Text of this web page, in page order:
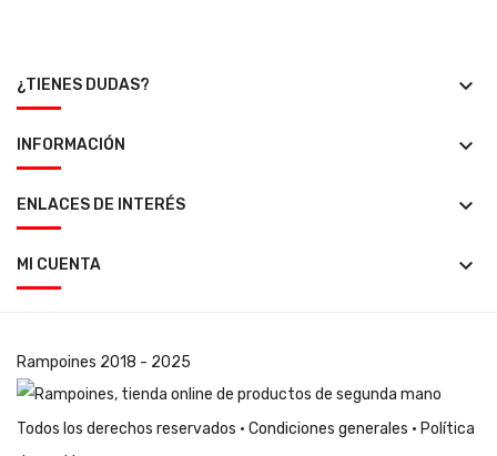
¿TIENES DUDAS? keyboard_arrow_down
INFORMACIÓN keyboard_arrow_down
ENLACES DE INTERÉS keyboard_arrow_down
MI CUENTA keyboard_arrow_down
Rampoines 2018 - 2025
Todos los derechos reservados · Condiciones generales · Política